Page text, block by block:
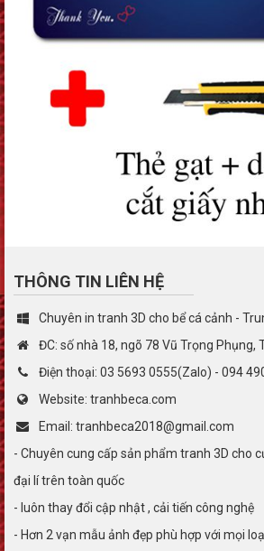
THÔNG TIN LIÊN HỆ
Chuyên in tranh 3D cho bể cá cảnh -
ĐC: số nhà 18, ngõ 78 Vũ Trọng Phụng,
Điện thoại: 03 5693 0555(Zalo) - 094
Website: tranhbeca.com
Email: tranhbeca2018@gmail.com
- Chuyên cung cấp sản phẩm tranh 3D cho
đại lí trên toàn quốc
- luôn thay đổi cập nhật , cải tiến công nghệ
- Hơn 2 vạn mẫu ảnh đẹp phù hợp với mọi